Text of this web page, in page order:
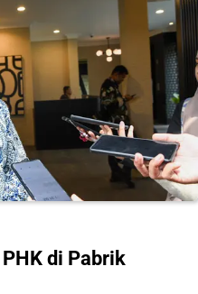
di Pabrik